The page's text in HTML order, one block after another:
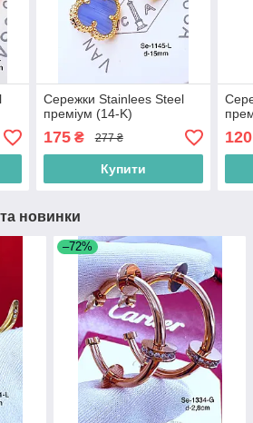
Сережки Stainlees Steel
преміум (14-K)
175₴ 277 ₴
Купити
120
та новинки
–72%